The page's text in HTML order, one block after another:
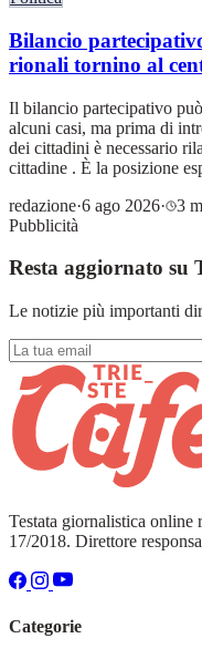
Bilancio
rionali tornino al
Il bilancio partecipativo
alcuni casi, ma prima di
dei cittadini è necessario
cittadine . È la posizione
redazione·6 ago 2026·
3
Pubblicità
Resta aggiornato su
Le notizie più importanti
Testata giornalistica online
17/2018. Direttore
Categorie